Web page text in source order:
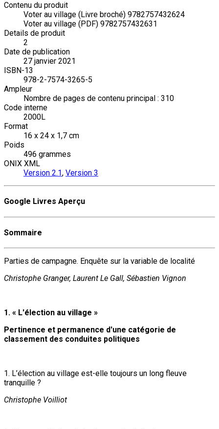
Contenu du produit
Voter au village (Livre broché) 9782757432624
Voter au village (PDF) 9782757432631
Details de produit
2
Date de publication
27 janvier 2021
ISBN-13
978-2-7574-3265-5
Ampleur
Nombre de pages de contenu principal : 310
Code interne
2000L
Format
16 x 24 x 1,7 cm
Poids
496 grammes
ONIX XML
Version 2.1, Version 3
Google Livres Aperçu
Sommaire
Parties de campagne. Enquête sur la variable de localité
Christophe Granger, Laurent Le Gall, Sébastien Vignon
1. « L'élection au village »
Pertinence et permanence d'une catégorie de
classement des conduites politiques
1. L’élection au village est-elle toujours un long fleuve
tranquille ?
Christophe Voilliot